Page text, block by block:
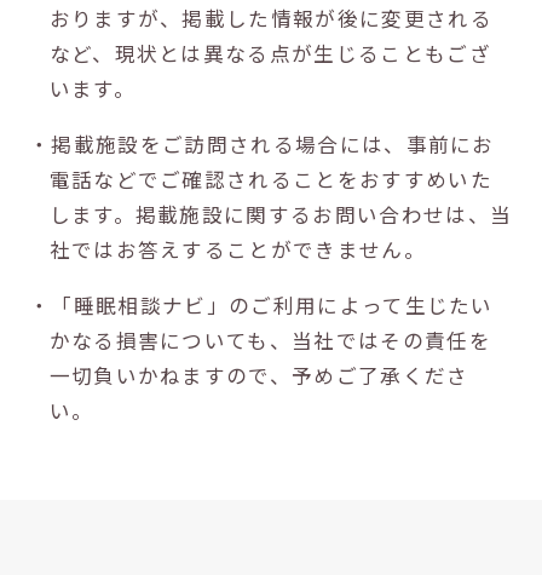
おりますが、掲載した情報が後に変更される
など、現状とは異なる点が生じることもござ
います。
・掲載施設をご訪問される場合には、事前にお
電話などでご確認されることをおすすめいた
します。掲載施設に関するお問い合わせは、当
社ではお答えすることができません。
・「睡眠相談ナビ」のご利用によって生じたい
かなる損害についても、当社ではその責任を
一切負いかねますので、予めご了承くださ
い。